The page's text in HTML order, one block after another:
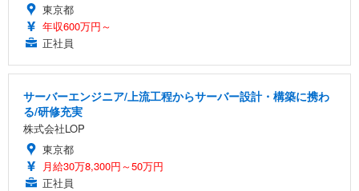
東京都
年収600万円～
正社員
サーバーエンジニア/上流工程からサーバー設計・構築に携わ
る/研修充実
株式会社LOP
東京都
月給30万8,300円～50万円
正社員